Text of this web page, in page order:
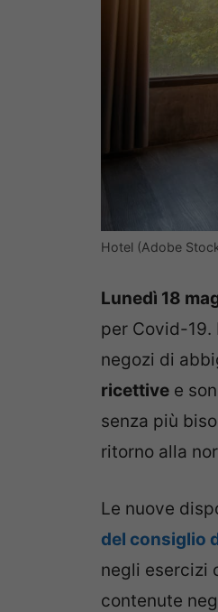
Hotel (Adobe
Lunedì 18
per Covid-19.
negozi di
ricettive e
senza più
ritorno alla
Le nuove
del consiglio
negli esercizi
contenute